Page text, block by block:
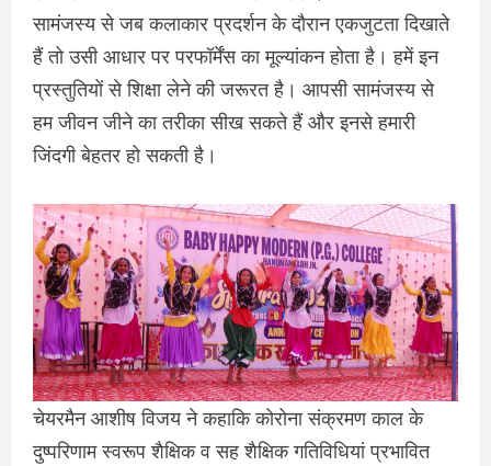
सामंजस्य से जब कलाकार प्रदर्शन के दौरान एकजुटता दिखाते
हैं तो उसी आधार पर परफॉर्मेंस का मूल्यांकन होता है। हमें इन
प्रस्तुतियों से शिक्षा लेने की जरूरत है। आपसी सामंजस्य से
हम जीवन जीने का तरीका सीख सकते हैं और इनसे हमारी
जिंदगी बेहतर हो सकती है।
चेयरमैन आशीष विजय ने कहाकि कोरोना संक्रमण काल के
दुष्परिणाम स्वरूप शैक्षिक व सह शैक्षिक गतिविधियां प्रभावित